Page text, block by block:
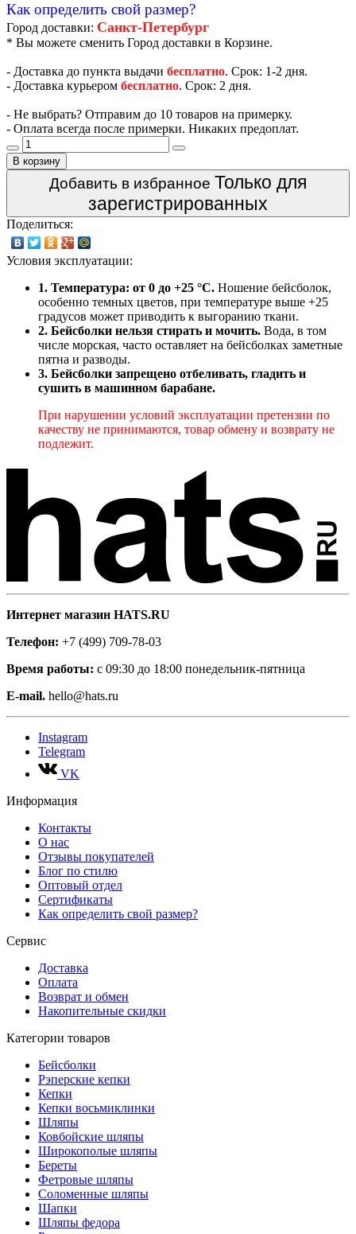
Как определить свой размер?
Город доставки: Санкт-Петербург
* Вы можете сменить Город доставки в Корзине.
- Доставка до пункта выдачи бесплатно. Срок: 1-2 дня.
- Доставка курьером бесплатно. Срок: 2 дня.
- Не выбрать? Отправим до 10 товаров на примерку.
- Оплата всегда после примерки. Никаких предоплат.
В корзину
Добавить в избранное Только для
зарегистрированных
Поделиться:
Условия эксплуатации:
1. Температура: от 0 до +25 °C. Ношение бейсболок,
особенно темных цветов, при температуре выше +25
градусов может приводить к выгоранию ткани.
2. Бейсболки нельзя стирать и мочить. Вода, в том
числе морская, часто оставляет на бейсболках заметные
пятна и разводы.
3. Бейсболки запрещено отбеливать, гладить и
сушить в машинном барабане.
При нарушении условий эксплуатации претензии по
качеству не принимаются, товар обмену и возврату не
подлежит.
Интернет магазин HATS.RU
Телефон: +7 (499) 709-78-03
Время работы: с 09:30 до 18:00 понедельник-пятница
E-mail. hello@hats.ru
Instagram
Telegram
VK
Информация
Контакты
О нас
Отзывы покупателей
Блог по стилю
Оптовый отдел
Сертификаты
Как определить свой размер?
Сервис
Доставка
Оплата
Возврат и обмен
Накопительные скидки
Категории товаров
Бейсболки
Рэперские кепки
Кепки
Кепки восьмиклинки
Шляпы
Ковбойские шляпы
Широкополые шляпы
Береты
Фетровые шляпы
Соломенные шляпы
Шапки
Шляпы федора